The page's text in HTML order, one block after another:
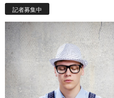
記者募集中